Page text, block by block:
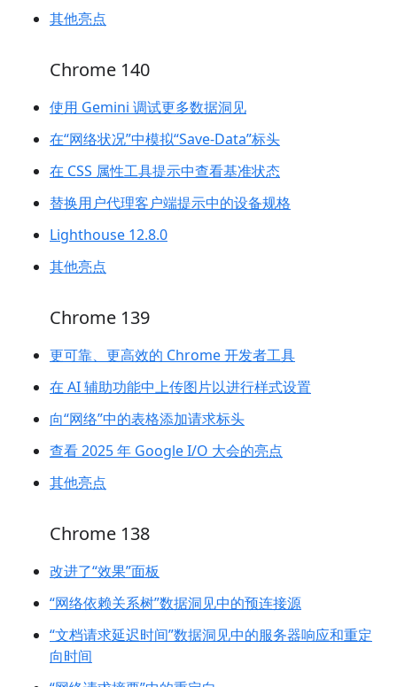
其他亮点
Chrome 140
使用 Gemini 调试更多数据洞见
在“网络状况”中模拟“Save-Data”标头
在 CSS 属性工具提示中查看基准状态
替换用户代理客户端提示中的设备规格
Lighthouse 12.8.0
其他亮点
Chrome 139
更可靠、更高效的 Chrome 开发者工具
在 AI 辅助功能中上传图片以进行样式设置
向“网络”中的表格添加请求标头
查看 2025 年 Google I/O 大会的亮点
其他亮点
Chrome 138
改进了“效果”面板
“网络依赖关系树”数据洞见中的预连接源
“文档请求延迟时间”数据洞见中的服务器响应和重定
向时间